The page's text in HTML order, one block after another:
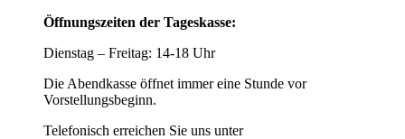
Öffnungszeiten der Tageskasse:
Dienstag – Freitag: 14-18 Uhr
Die Abendkasse öffnet immer eine Stunde vor
Vorstellungsbeginn.
Telefonisch erreichen Sie uns unter